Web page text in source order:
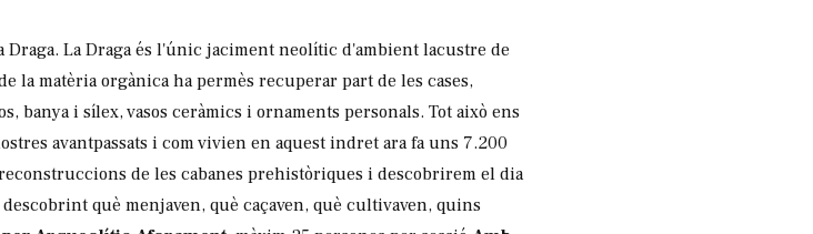
La Draga és l'únic jaciment neolític d'ambient lacustre de
la matèria orgànica ha permès recuperar part de les cases,
banya i sílex, vasos ceràmics i ornaments personals. Tot això ens
avantpassats i com vivien en aquest indret ara fa uns 7.200
de les cabanes prehistòriques i descobrirem el dia
què menjaven, què caçaven, què cultivaven, quins